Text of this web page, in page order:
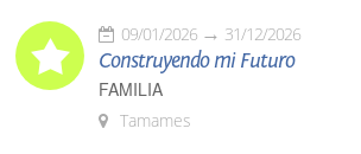
09/01/2026 31/12/2026
Construyendo mi Futuro
FAMILIA
Tamames